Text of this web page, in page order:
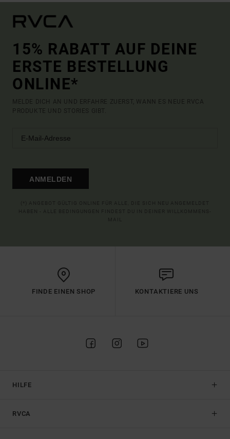
15% RABATT AUF DEINE
ERSTE BESTELLUNG
ONLINE*
MELDE DICH AN UND ERFAHRE ZUERST, WANN ES NEUE RVCA
PRODUKTE UND STORIES GIBT.
ANMELDEN
FINDE EINEN SHOP KONTAKTIERE UNS
HILFE
RVCA